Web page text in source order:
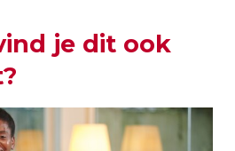
je dit ook